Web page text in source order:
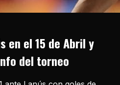
en el 15 de Abril y
del torneo